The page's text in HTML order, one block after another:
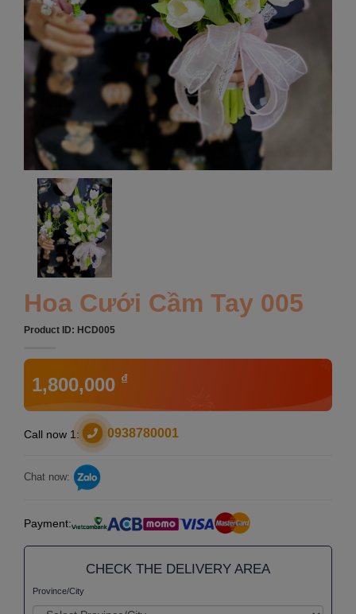
Hoa Cưới Cầm Tay 005
Product ID: HCD005
1,800,000 ₫
Call now 1: 0938780001
Chat now:
Payment:
CHECK THE DELIVERY AREA
Province/City